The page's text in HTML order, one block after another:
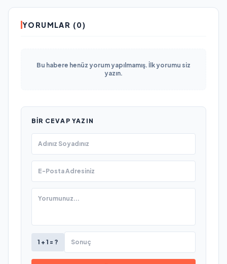
YORUMLAR (0)
Bu habere henüz yorum yapılmamış. İlk yorumu siz
yazın.
BIR CEVAP YAZIN
1 + 1 = ?